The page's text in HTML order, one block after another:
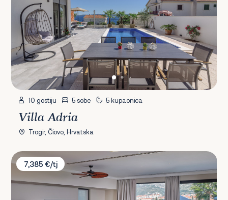
10 gostiju 5 sobe 5 kupaonica
Villa Adria
Trogir, Čiovo, Hrvatska
Villa Maestro
7,385 €/tj